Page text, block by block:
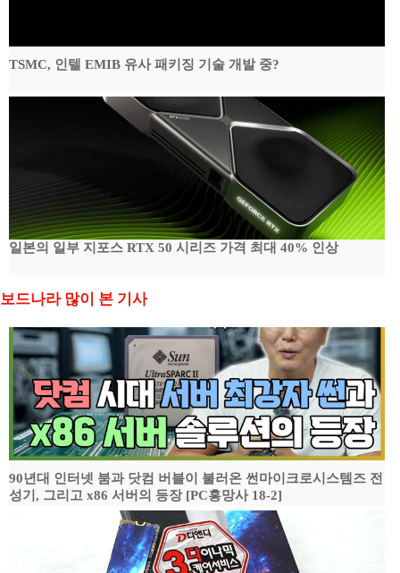
TSMC, 인텔 EMIB 유사 패키징 기술 개발 중?
일본의 일부 지포스 RTX 50 시리즈 가격 최대 40% 인상
보드나라 많이 본 기사
90년대 인터넷 붐과 닷컴 버블이 불러온 썬마이크로시스템즈 전
성기, 그리고 x86 서버의 등장 [PC흥망사 18-2]